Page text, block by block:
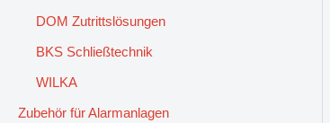
DOM Zutrittslösungen
BKS Schließtechnik
WILKA
Zubehör für Alarmanlagen